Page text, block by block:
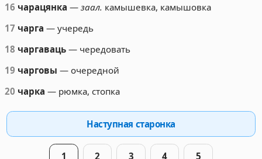
16 чарацянка —заал. камышевка, камышовка
17 чарга — учередь
18 чаргаваць — чередовать
19 чарговы — очередной
20 чарка — рюмка, стопка
Наступная старонка
1 2 3 4 5